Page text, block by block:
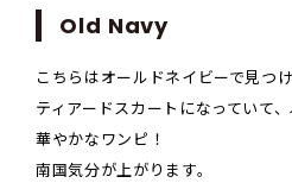
Old Navy
こちらはオールドネイビーで見つ
ティアードスカートになっていて
華やかなワンピ！
南国気分が上がります。